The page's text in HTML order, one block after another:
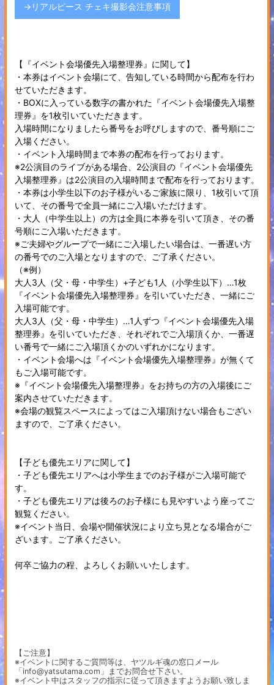
→リアルピース チェキ撮影会注意事項
【『イベント会場優先入場整理券』に関して】
・本券はイベント会場にて、告知している時間から配布を行わ
せていただきます。
・BOXに入っている数字の書かれた『イベント会場優先入場整
理券』を1枚引いていただきます。
入場時間になりましたら番号をお呼びしますので、番号順にご
入場ください。
・イベント入場時間まで本券の配布を行っております。
※2公演目のライブがある場合、2公演目の『イベント会場優先
入場整理券』は2公演目の入場時間まで配布を行っております。
・本券は小学生以下のお子様がいるご家族に限り、1枚引いて頂
いて、その番号で全員一緒にご入場いただけます。
・大人（中学生以上）の方は全員に本券を引いて頂き、その番
号順にご入場いただきます。
※ご夫婦やグループで一緒にご入場したい場合は、一番遅い方
の番号でのご入場となりますので、ご了承ください。
（※例）
大人3人（父・母・中学生）+子ども1人（小学生以下）…1枚
『イベント会場優先入場整理券』を引いていただき、一緒にご
入場可能です。
大人3人（父・母・中学生）…1人ずつ『イベント会場優先入場
整理券』を引いていただき、それぞれでご入場頂くか、一番遅
い番号で一緒にご入場頂くかのいずれかになります。
・イベント会場へは『イベント会場優先入場整理券』が無くて
もご入場可能です。
※『イベント会場優先入場整理券』をお持ちの方の入場後にご
案内させていただきます。
※会場の観覧スペースによってはご入場頂けない場合もござい
ますので、ご了承ください。
【子ども優先エリアに関して】
・子ども優先エリアへは小学生までのお子様がご入場可能で
す。
・子ども優先エリアは後ろのお子様にも見やすいよう座ってご
観覧ください。
※イベント当日、会場や開催状況により立ち見となる場合がご
ざいます。ご了承ください。
何卒ご協力の程、よろしくお願いいたします。
【ご注意】
※イベントに関するご質問等は、ヤツルギ魂の窓口メール
「info@yatsutama.com」までお問合せ下さい。
※イベント中はスタッフの指示に従って頂きますようお願い致しま